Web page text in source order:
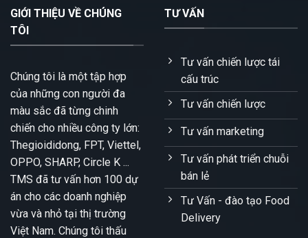
GIỚI THIỆU VỀ CHÚNG
TÔI
Chúng tôi là một tập hợp
của những con người đa
màu sắc đã từng chinh
chiến cho nhiều công ty lớn:
Thegioididong, FPT, Viettel,
OPPO, SHARP, Circle K ...
TMS đã tư vấn hơn 100 dự
án cho các doanh nghiệp
vừa và nhỏ tại thị trường
Việt Nam. Chúng tôi thấu
TƯ VẤN
Tư vấn chiến lược tái
cấu trúc
Tư vấn chiến lược
Tư vấn marketing
Tư vấn phát triển chuỗi
bán lẻ
Tư Vấn - đào tạo Food
Delivery